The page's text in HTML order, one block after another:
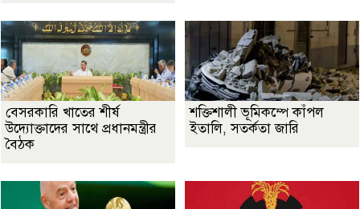
বেসরকারি খাতের শীর্ষ
উদ্যোক্তাদের সাথে প্রধানমন্ত্রীর
বৈঠক
শক্তিশালী ভূমিকম্পে কাঁপল
ইতালি, সতর্কতা জারি